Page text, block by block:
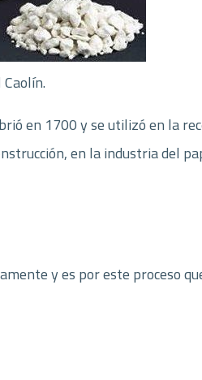
en 1700 y se utilizó en la
en la industria del
y es por este proceso